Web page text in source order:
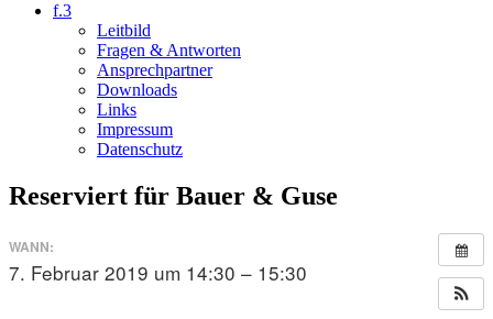
f.3
Leitbild
Fragen & Antworten
Ansprechpartner
Downloads
Links
Impressum
Datenschutz
Reserviert für Bauer & Guse
WANN:
7. Februar 2019 um 14:30 – 15:30